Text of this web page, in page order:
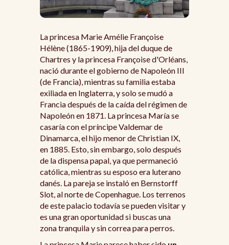
La princesa Marie Amélie Françoise
Hélène (1865-1909), hija del duque de
Chartres y la princesa Françoise d'Orléans,
nació durante el gobierno de Napoleón III
(de Francia), mientras su familia estaba
exiliada en Inglaterra, y solo se mudó a
Francia después de la caída del régimen de
Napoleón en 1871. La princesa María se
casaría con el príncipe Valdemar de
Dinamarca, el hijo menor de Christian IX,
en 1885. Esto, sin embargo, solo después
de la dispensa papal, ya que permaneció
católica, mientras su esposo era luterano
danés. La pareja se instaló en Bernstorff
Slot, al norte de Copenhague. Los terrenos
de este palacio todavía se pueden visitar y
es una gran oportunidad si buscas una
zona tranquila y sin correa para perros.